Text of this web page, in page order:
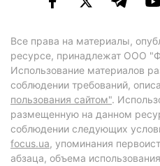
Все права на материалы,
ресурсе, принадлежат ООО
Использование материалов
соблюдении требований,
пользования сайтом".
размещенную на данном
соблюдении следующих
focus.ua, упоминания
абзаца, объема